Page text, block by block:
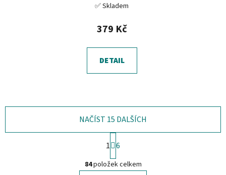
✅ Skladem
379 Kč
DETAIL
O
v
NAČÍST 15 DALŠÍCH
S
t
r
á
1 6
84položek celkem